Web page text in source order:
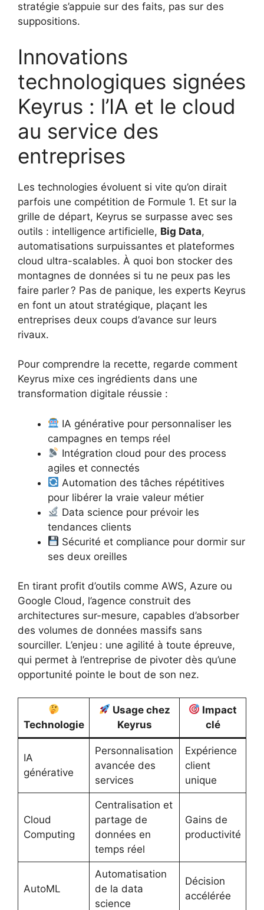
stratégie s’appuie sur des faits, pas sur des
suppositions.
Innovations
technologiques signées
Keyrus : l’IA et le cloud
au service des
entreprises
Les technologies évoluent si vite qu’on dirait
parfois une compétition de Formule 1. Et sur la
grille de départ, Keyrus se surpasse avec ses
outils : intelligence artificielle, Big Data,
automatisations surpuissantes et plateformes
cloud ultra-scalables. À quoi bon stocker des
montagnes de données si tu ne peux pas les
faire parler ? Pas de panique, les experts Keyrus
en font un atout stratégique, plaçant les
entreprises deux coups d’avance sur leurs
rivaux.
Pour comprendre la recette, regarde comment
Keyrus mixe ces ingrédients dans une
transformation digitale réussie :
IA générative pour personnaliser les
campagnes en temps réel
Intégration cloud pour des process
agiles et connectés
Automation des tâches répétitives
pour libérer la vraie valeur métier
Data science pour prévoir les
tendances clients
Sécurité et compliance pour dormir sur
ses deux oreilles
En tirant profit d’outils comme AWS, Azure ou
Google Cloud, l’agence construit des
architectures sur-mesure, capables d’absorber
des volumes de données massifs sans
sourciller. L’enjeu : une agilité à toute épreuve,
qui permet à l’entreprise de pivoter dès qu’une
opportunité pointe le bout de son nez.
Technologie
Usage chez
Keyrus
Impact
clé
IA
générative
Personnalisation
avancée des
services
Expérience
client
unique
Cloud
Computing
Centralisation et
partage de
données en
temps réel
Gains de
productivité
AutoML
Automatisation
de la data
science
Décision
accélérée